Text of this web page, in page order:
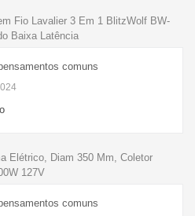
Fio Lavalier 3 Em 1 BlitzWolf BW-
Baixa Latência
comuns
Elétrico, Diam 350 Mm, Coletor
127V
comuns